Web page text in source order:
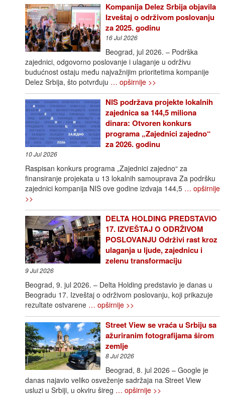
Kompanija Delez Srbija objavila
Izveštaj o održivom poslovanju
za 2025. godinu
16 Jul 2026
Beograd, jul 2026. – Podrška
zajednici, odgovorno poslovanje i ulaganje u održivu
budućnost ostaju među najvažnijim prioritetima kompanije
Delez Srbija, što potvrđuju … opširnije >>
NIS podržava projekte lokalnih
zajednica sa 144,5 miliona
dinara: Otvoren konkurs
programa „Zajednici zajedno“
za 2026. godinu
10 Jul 2026
Raspisan konkurs programa „Zajednici zajedno“ za
finansiranje projekata u 13 lokalnih samouprava Za podršku
zajednici kompanija NIS ove godine izdvaja 144,5 … opširnije
>>
DELTA HOLDING PREDSTAVIO
17. IZVEŠTAJ O ODRŽIVOM
POSLOVANJU Održivi rast kroz
ulaganja u ljude, zajednicu i
zelenu transformaciju
9 Jul 2026
Beograd, 9. jul 2026. – Delta Holding predstavio je danas u
Beogradu 17. Izveštaj o održivom poslovanju, koji prikazuje
rezultate ostvarene … opširnije >>
Street View se vraća u Srbiju sa
ažuriranim fotografijama širom
zemlje
8 Jul 2026
Beograd, 8. jul 2026 – Google je
danas najavio veliko osveženje sadržaja na Street View
usluzi u Srbiji, u okviru šireg … opširnije >>